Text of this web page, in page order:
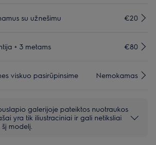
su užnešimu €20
+ 3 metams €80
viskuo pasirūpinsime Nemokamas
galerijoje pateiktos nuotraukos
yra tik iliustraciniai ir gali netiksliai
modelį.